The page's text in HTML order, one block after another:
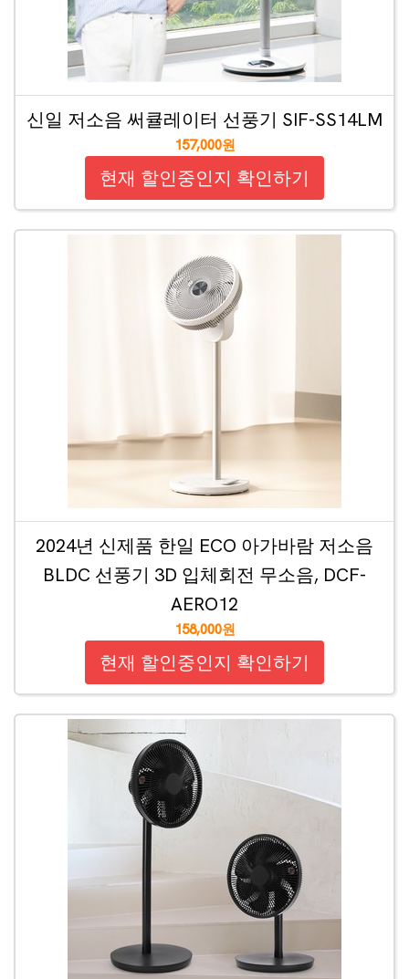
신일 저소음 써큘레이터 선풍기 SIF-SS14LM
157,000원
현재 할인중인지 확인하기
2024년 신제품 한일 ECO 아가바람 저소음
BLDC 선풍기 3D 입체회전 무소음, DCF-
AERO12
158,000원
현재 할인중인지 확인하기